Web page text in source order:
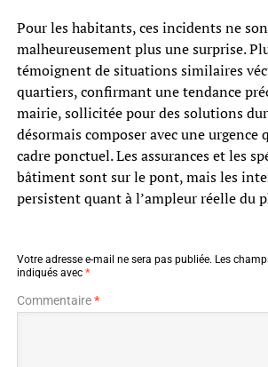
Pour les habitants, ces incidents ne
malheureusement plus une surprise.
témoignent de situations similaires
quartiers, confirmant une tendance
mairie, sollicitée pour des solutions
désormais composer avec une urgence
cadre ponctuel. Les assurances et les
bâtiment sont sur le pont, mais les
persistent quant à l’ampleur réelle du
Votre adresse e-mail ne sera pas publiée. Les
indiqués avec *
Commentaire*